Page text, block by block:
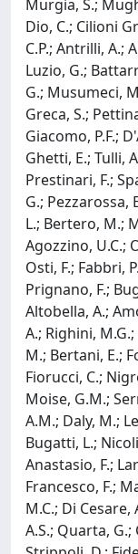
Murgia, S.;
Dio, C.; Cilioni
C.P.; Antrilli, A.;
Luzio, G.;
G.; Musumeci,
Greca, S.;
Giacomo, P.F.;
Ghetti, E.; Tulli,
Prestinari, F.;
G.; Pezzarossa,
L.; Bertero, M.;
Agozzino, U.C.;
Osti, F.; Fabbri,
Prignano, F.;
Altobella, A.;
A.; Righini,
M.; Bertani, E.;
Fiorucci, C.;
Moise, G.M.;
A.M.; Daly, M.;
Bugatti, L.;
Anastasio, F.;
Francesco, F.;
M.C.; Di
A.S.; Quarta,